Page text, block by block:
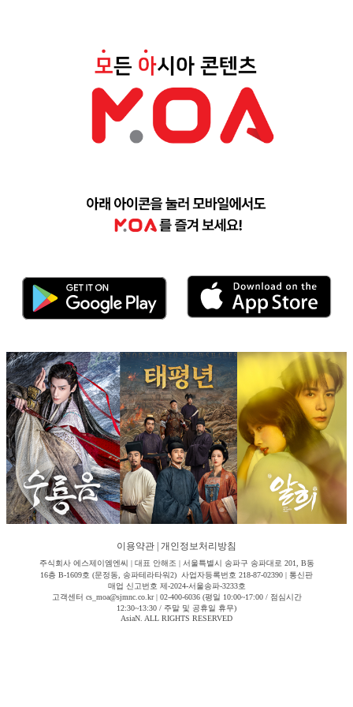
이용약관 개인정보처리방침
주식회사 에스제이엠엔씨 | 대표 안해조 | 서울특별시 송파구 송파대로 201, B동
16층 B-1609호 (문정동, 송파테라타워2) 사업자등록번호 218-87-02390 | 통신판
매업 신고번호 제-2024-서울송파-3233호
고객센터 cs_moa@sjmnc.co.kr | 02-400-6036 (평일 10:00~17:00 / 점심시간
12:30~13:30 / 주말 및 공휴일 휴무)
AsiaN. ALL RIGHTS RESERVED